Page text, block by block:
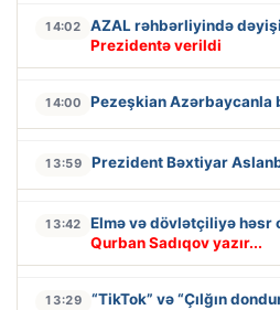
14:02 AZAL rəhbərliyində
Prezidentə verildi
14:00 Pezeşkian Azərbaycanla
13:59 Prezident Bəxtiyar
13:42 Elmə və dövlətçiliyə həsr
Qurban Sadıqov yazır...
13:29 “TikTok” və “Çılğın